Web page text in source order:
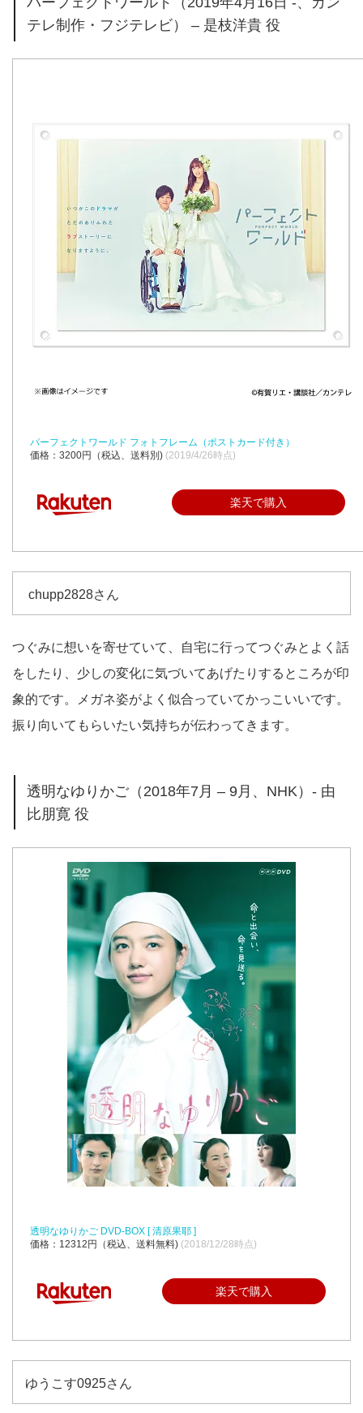
テレ制作・フジテレビ） – 是枝洋貴 役
パーフェクトワールド フォトフレーム（ポストカード付き）
価格：3200円（税込、送料別) (2019/4/26時点)
楽天で購入
chupp2828さん
つぐみに想いを寄せていて、自宅に行ってつぐみとよく話
をしたり、少しの変化に気づいてあげたりするところが印
象的です。メガネ姿がよく似合っていてかっこいいです。
振り向いてもらいたい気持ちが伝わってきます。
透明なゆりかご（2018年7月 – 9月、NHK）- 由
比朋寛 役
透明なゆりかご DVD-BOX [ 清原果耶 ]
価格：12312円（税込、送料無料) (2018/12/28時点)
楽天で購入
ゆうこす0925さん